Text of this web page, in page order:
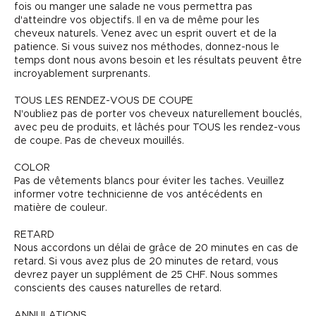
fois ou manger une salade ne vous permettra pas
d'atteindre vos objectifs. Il en va de même pour les
cheveux naturels. Venez avec un esprit ouvert et de la
patience. Si vous suivez nos méthodes, donnez-nous le
temps dont nous avons besoin et les résultats peuvent être
incroyablement surprenants.
TOUS LES RENDEZ-VOUS DE COUPE
N'oubliez pas de porter vos cheveux naturellement bouclés,
avec peu de produits, et lâchés pour TOUS les rendez-vous
de coupe. Pas de cheveux mouillés.
COLOR
Pas de vêtements blancs pour éviter les taches. Veuillez
informer votre technicienne de vos antécédents en
matière de couleur.
RETARD
Nous accordons un délai de grâce de 20 minutes en cas de
retard. Si vous avez plus de 20 minutes de retard, vous
devrez payer un supplément de 25 CHF. Nous sommes
conscients des causes naturelles de retard.